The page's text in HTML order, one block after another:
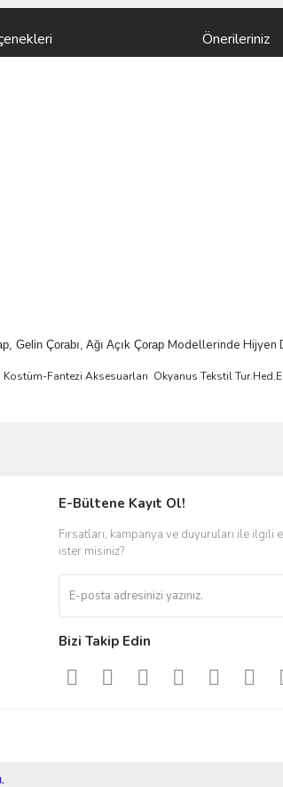
Önerileriniz
Gelin Çorabı, Ağı Açık Çorap Modellerinde Hijyen
Kostüm-Fantezi Aksesuarları Okyanus Tekstil
E-Bültene Kayıt Ol!
Fırsatları, kampanya ve duyuruları ile ilgili
ister misiniz?
Bizi Takip Edin